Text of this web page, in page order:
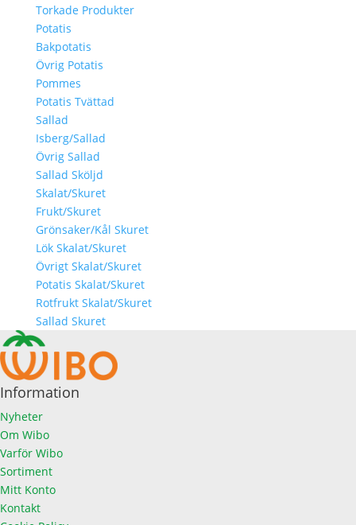
Torkade Produkter
Potatis
Bakpotatis
Övrig Potatis
Pommes
Potatis Tvättad
Sallad
Isberg/Sallad
Övrig Sallad
Sallad Sköljd
Skalat/Skuret
Frukt/Skuret
Grönsaker/Kål Skuret
Lök Skalat/Skuret
Övrigt Skalat/Skuret
Potatis Skalat/Skuret
Rotfrukt Skalat/Skuret
Sallad Skuret
Information
Nyheter
Om Wibo
Varför Wibo
Sortiment
Mitt Konto
Kontakt